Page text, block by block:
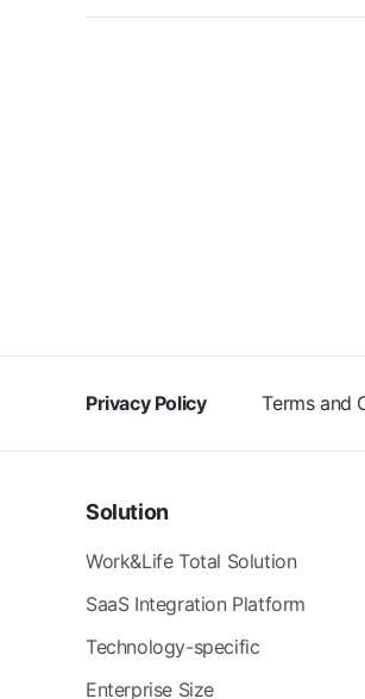
Privacy Policy Terms and
Solution
Work&Life Total Solution
SaaS Integration Platform
Technology-specific
Enterprise Size